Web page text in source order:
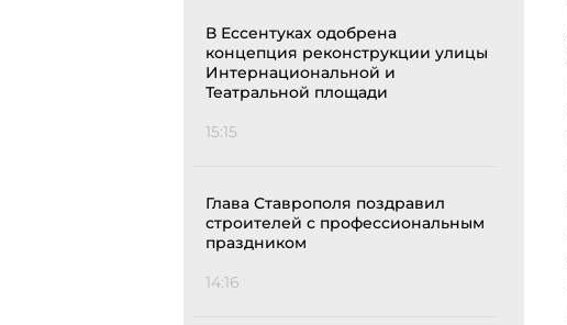
В Ессентуках одобрена
концепция реконструкции улицы
Интернациональной и
Театральной площади
15:15
Глава Ставрополя поздравил
строителей с профессиональным
праздником
14:16